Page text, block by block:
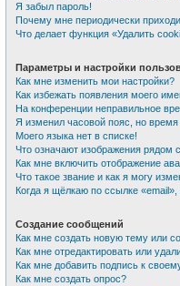
Я забыл пароль!
Почему мне периодически
Что делает функция «Удалить
Параметры и настройки
Как мне изменить мои настройки?
Как избежать появления моего
На конференции неправильное
Я изменил часовой пояс, но
Моего языка нет в списке!
Что означают изображения рядом
Как мне включить отображение
Что такое звание и как я могу
Когда я щёлкаю по ссылке
Создание сообщений
Как мне создать новую тему или
Как мне отредактировать или
Как мне добавить подпись к
Как мне создать опрос?